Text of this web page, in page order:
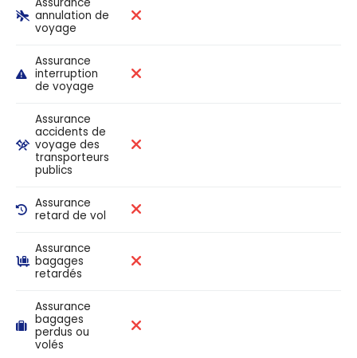
annulation de
voyage
Assurance
interruption
de voyage
Assurance
accidents de
voyage des
transporteurs
publics
Assurance
retard de vol
Assurance
bagages
retardés
Assurance
bagages
perdus ou
volés